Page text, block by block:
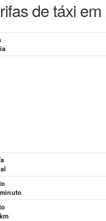
de táxi em